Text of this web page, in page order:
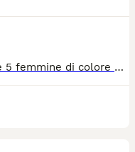
2maschi di olore bianco marrone e 5 femmine di colore marrone bianco. Come scritto nelle info,i cuccioli verranno consegnati con microcip e primo vaccino effettuato,libretto sanitario in ordine e pedigree. Il prezzo varia da maschio a femmina